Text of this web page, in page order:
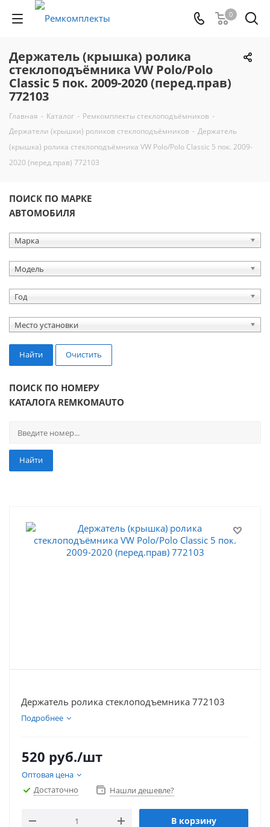
0
Держатель (крышка) ролика
стеклоподъёмника VW Polo/Polo
Classic 5 пок. 2009-2020 (перед.прав)
772103
Главная - Каталог - Ремкомплекты стеклоподъёмников -
Держатели (крышки) роликов стеклоподъёмников - Держатель
(крышка) ролика стеклоподъёмника VW Polo/Polo Classic 5 пок. 2009-
2020 (перед.прав) 772103
ПОИСК ПО МАРКЕ
АВТОМОБИЛЯ
Марка
Модель
Год
Место установки
Найти Очистить
ПОИСК ПО НОМЕРУ
КАТАЛОГА REMKOMAUTO
Найти
Держатель ролика стеклоподъемника 772103
Подробнее
520 руб./шт
Оптовая цена
Достаточно
Нашли дешевле?
В корзину